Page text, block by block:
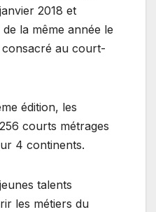
2018 et
la même année le
au court-
édition, les
courts métrages
4 continents.
talents
les métiers du